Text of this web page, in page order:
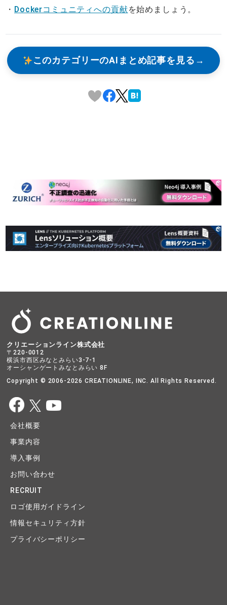
・ Dockerコミュニティへの貢献を始めましょう。
このカテゴリーのAIまとめ記事を見る
クリエーションライン株式会社
〒220-0012
横浜市西区みなとみらい3-7-1
オーシャンゲートみなとみらい 8F
Copyright © 2006-2026 CREATIONLINE, INC. All Rights Reserved.
会社概要
事業内容
導入事例
お問い合わせ
RECRUIT
ロゴ使用ガイドライン
情報セキュリティ方針
プライバシーポリシー